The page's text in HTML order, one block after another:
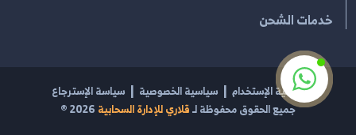
خدمات الشحن
إتفاقية الإستخدام سياسية الخصوصية
سياسة الإسترجاع
جميع الحقوق محفوظة لـقلاري للإدارة السحابية 2026
®